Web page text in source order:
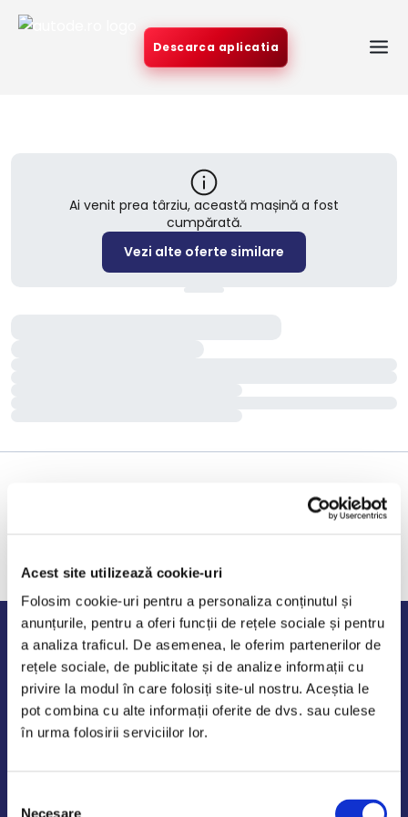
Acest site utilizează cookie-uri
Folosim cookie-uri pentru a personaliza conținutul și
anunțurile, pentru a oferi funcții de rețele sociale și pentru
a analiza traficul. De asemenea, le oferim partenerilor de
rețele sociale, de publicitate și de analize informații cu
privire la modul în care folosiți site-ul nostru. Aceștia le
pot combina cu alte informații oferite de dvs. sau culese
în urma folosirii serviciilor lor.
Necesare
Descarca aplicatia
Ai venit prea târziu, această mașină a fost
cumpărată.
Vezi alte oferte similare
Program de lucru
Luni - Vineri: 09:00-18:00
Sambata - Duminica: 10:00-14:00